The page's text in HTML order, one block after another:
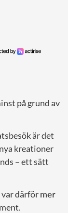
på grund av
är det
kreationer
– ett sätt
därförmer